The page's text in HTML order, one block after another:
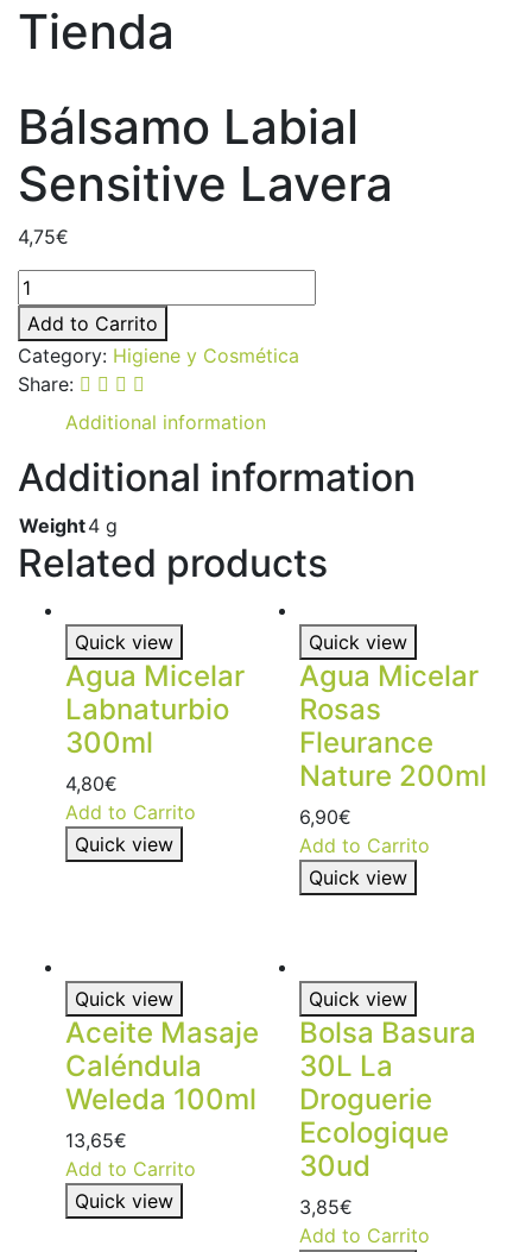
Tienda
Bálsamo Labial
Sensitive Lavera
4,75€
Bálsamo
Labial
Sensitive
Lavera
quantity
Add to Carrito
Category: Higiene y Cosmética
Share:
Additional information
Additional information
Weight4 g
Related products
Quick view
Agua Micelar
Labnaturbio
300ml
4,80€
Add to Carrito
Quick view
Quick view
Agua Micelar
Rosas
Fleurance
Nature 200ml
6,90€
Add to Carrito
Quick view
Quick view
Aceite Masaje
Caléndula
Weleda 100ml
13,65€
Add to Carrito
Quick view
Quick view
Bolsa Basura
30L La
Droguerie
Ecologique
30ud
3,85€
Add to Carrito